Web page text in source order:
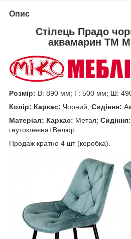
Опис
Стілець Прадо
аквамарин ТМ
Розмір: В: 890 мм; Г: 500 мм; Ш:
Колір: Каркас: Чорний; Сидіння:
Матеріал: Каркас: Метал; Сидіння:
гнутоклеєна+Велюр.
Продаж кратно 4 шт (коробка).